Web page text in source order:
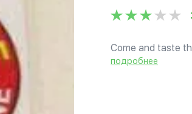
Come and taste
authentic chicken
подробнее